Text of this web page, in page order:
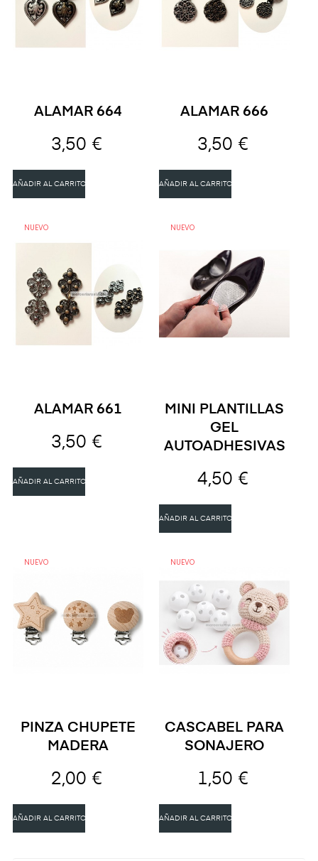
ALAMAR 664
3,50 €
AÑADIR AL CARRITO
ALAMAR 666
3,50 €
AÑADIR AL CARRITO
NUEVO
ALAMAR 661
3,50 €
AÑADIR AL CARRITO
NUEVO
MINI PLANTILLAS
GEL
AUTOADHESIVAS
4,50 €
AÑADIR AL CARRITO
NUEVO
PINZA CHUPETE
MADERA
2,00 €
AÑADIR AL CARRITO
NUEVO
CASCABEL PARA
SONAJERO
1,50 €
AÑADIR AL CARRITO